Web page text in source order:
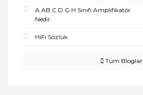
A.AB.C.D.G.H Sınıfı Amplifikatör
Nedir.
HiFi Sözlük
Tüm Bloglar